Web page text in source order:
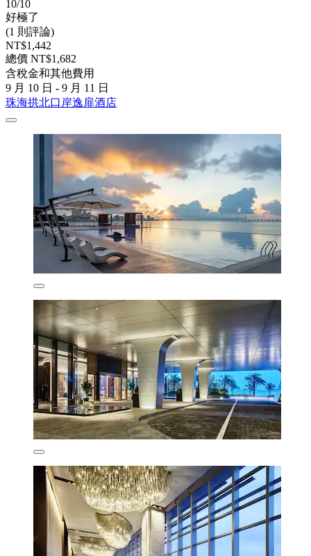
10/10
好極了
(1 則評論)
NT$1,442
總價 NT$1,682
含稅金和其他費用
9 月 10 日 - 9 月 11 日
珠海拱北口岸逸扉酒店